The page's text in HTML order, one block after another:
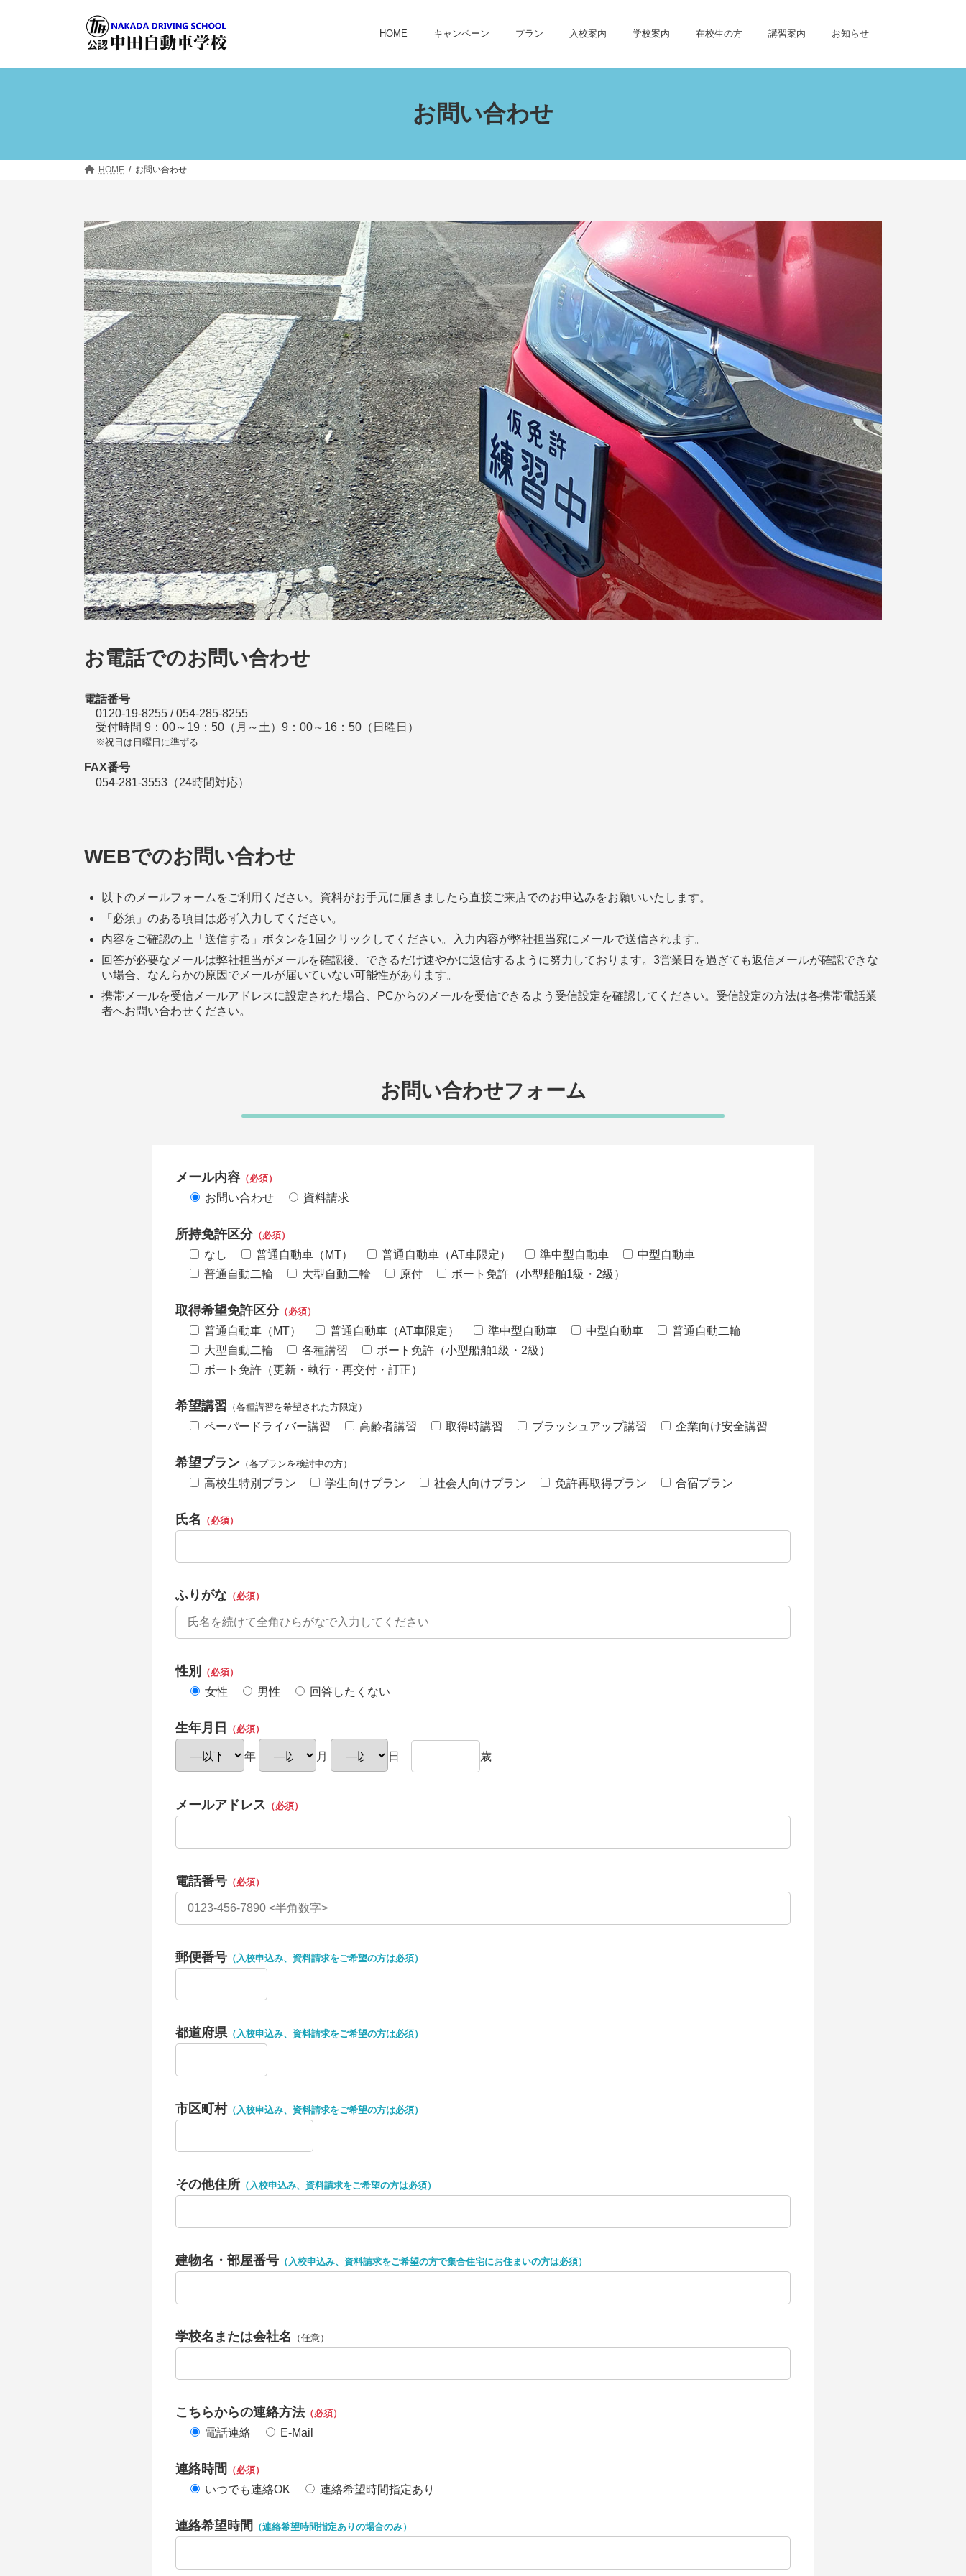
ツ
シ
HOME キャンペーン プラン 入校案内 学校案内 在校生の方 講習案内 お知らせ
お問い合わせ
HOME お問い合わせ
お電話でのお問い合わせ
電話番号
0120‐19‐8255 / 054‐285‐8255
受付時間 9：00～19：50（月～土） 9：00～16：50（日曜日）
※祝日は日曜日に準ずる
FAX番号
054-281-3553（24時間対応）
WEBでのお問い合わせ
以下のメールフォームをご利用ください。資料がお手元に届きましたら直接ご来店でのお申込みをお願いいたします。
「必須」のある項目は必ず入力してください。
内容をご確認の上「送信する」ボタンを1回クリックしてください。入力内容が弊社担当宛にメールで送信されます。
回答が必要なメールは弊社担当がメールを確認後、できるだけ速やかに返信するように努力しております。3営業日を過ぎても返信メールが確認できな
い場合、なんらかの原因でメールが届いていない可能性があります。
携帯メールを受信メールアドレスに設定された場合、PCからのメールを受信できるよう受信設定を確認してください。受信設定の方法は各携帯電話業
者へお問い合わせください。
お問い合わせフォーム
メール内容 （必須）
お問い合わせ 資料請求
所持免許区分（必須）
なし 普通自動車（MT） 普通自動車（AT車限定） 準中型自動車
中型自動車
普通自動二輪
大型自動二輪 原付 ボート免許（小型船舶1級・2級）
取得希望免許区分（必須）
普通自動車（MT） 普通自動車（AT車限定） 準中型自動車 中型自動車
普通自動二輪
大型自動二輪
各種講習
ボート免許（小型船舶1級・2級）
ボート免許（更新・執行・再交付・訂正）
希望講習 （各種講習を希望された方限定）
ペーパードライバー講習 高齢者講習 取得時講習 ブラッシュアップ講習 企業向け安全講習
希望プラン （各プランを検討中の方）
高校生特別プラン 学生向けプラン 社会人向けプラン 免許再取得プラン 合宿プラン
氏名 （必須）
ふりがな （必須）
性別 （必須）
女性 男性 回答したくない
生年月日 （必須）
年 月 日 歳
メールアドレス （必須）
電話番号 （必須）
郵便番号 （入校申込み、資料請求をご希望の方は必須）
都道府県（入校申込み、資料請求をご希望の方は必須）
市区町村 （入校申込み、資料請求をご希望の方は必須）
その他住所 （入校申込み、資料請求をご希望の方は必須）
建物名・部屋番号 （入校申込み、資料請求をご希望の方で集合住宅にお住まいの方は必須）
学校名または会社名 （任意）
こちらからの連絡方法（必須）
電話連絡 E-Mail
連絡時間 （必須）
いつでも連絡OK 連絡希望時間指定あり
連絡希望時間 （連絡希望時間指定ありの場合のみ）